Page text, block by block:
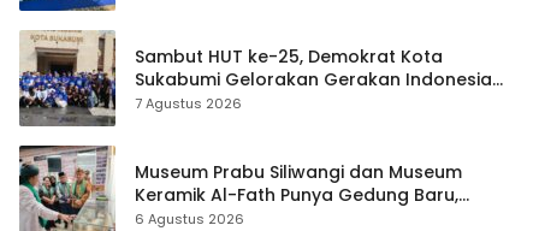
Sambut HUT ke-25, Demokrat Kota
Sukabumi Gelorakan Gerakan Indonesia
ASRI Lewat Aksi Bersih Masjid Agung
7 Agustus 2026
Museum Prabu Siliwangi dan Museum
Keramik Al-Fath Punya Gedung Baru,
Hampir 500 Koleksi Dipisahkan
6 Agustus 2026